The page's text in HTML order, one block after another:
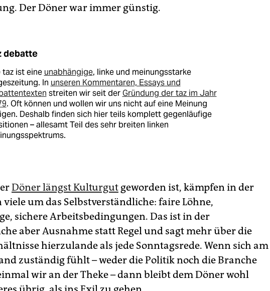
Der Döner war immer günstig.
debatte
taz ist eine unabhängige, linke und meinungsstarke
In unseren Kommentaren, Essays und
streiten wir seit derGründung der taz im Jahr
. Oft können und wollen wir uns nicht auf eine Meinung
Deshalb finden sich hier teils komplett gegenläufige
– allesamt Teil des sehr breiten linken
Döner längst Kulturgut geworden ist, kämpfen in der
um das Selbstverständliche: faire Löhne,
sichere Arbeitsbedingungen. Das ist in der
aber Ausnahme statt Regel und sagt mehr über die
hierzulande als jede Sonntagsrede. Wenn sich am
zuständig fühlt – weder die Politik noch die Branche
wir an der Theke – dann bleibt dem Döner wohl